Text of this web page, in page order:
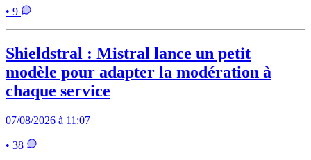
• 9
Shieldstral : Mistral lance un petit
modèle pour adapter la modération à
chaque service
07/08/2026 à 11:07
• 38